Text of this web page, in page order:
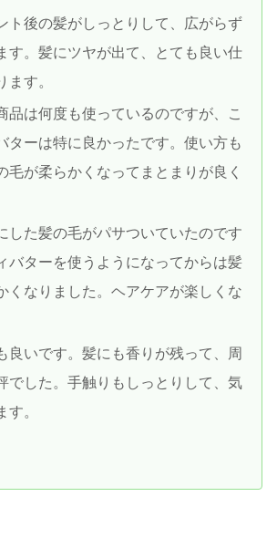
ト後の髪がしっとりして、広がらず
す。髪にツヤが出て、とても良い仕
ます。
品は何度も使っているのですが、こ
ターは特に良かったです。使い方も
毛が柔らかくなってまとまりが良く
した髪の毛がパサついていたのです
バターを使うようになってからは髪
くなりました。ヘアケアが楽しくな
良いです。髪にも香りが残って、周
でした。手触りもしっとりして、気
す。